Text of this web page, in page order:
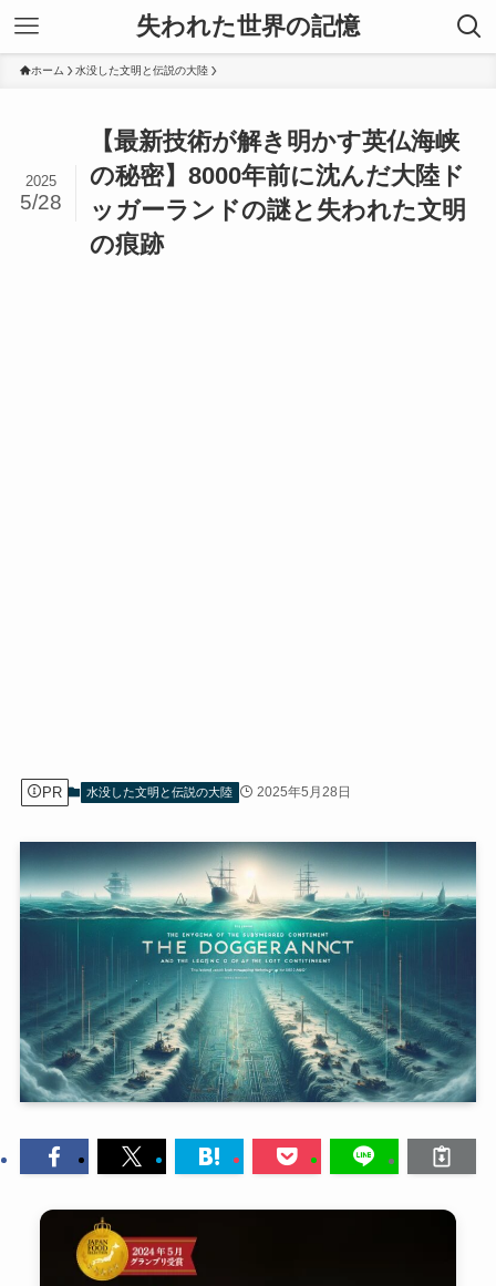
失われた世界の記憶
ホーム 水没した文明と伝説の大陸
【最新技術が解き明かす英仏海峡
の秘密】8000年前に沈んだ大陸ド
ッガーランドの謎と失われた文明
の痕跡
2025
5/28
PR 水没した文明と伝説の大陸 2025年5月28日